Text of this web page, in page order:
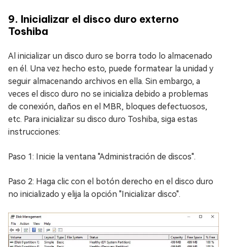
9. Inicializar el disco duro externo
Toshiba
Al inicializar un disco duro se borra todo lo almacenado
en él. Una vez hecho esto, puede formatear la unidad y
seguir almacenando archivos en ella. Sin embargo, a
veces el disco duro no se inicializa debido a problemas
de conexión, daños en el MBR, bloques defectuosos,
etc. Para inicializar su disco duro Toshiba, siga estas
instrucciones:
Paso 1: Inicie la ventana "Administración de discos".
Paso 2: Haga clic con el botón derecho en el disco duro
no inicializado y elija la opción "Inicializar disco".